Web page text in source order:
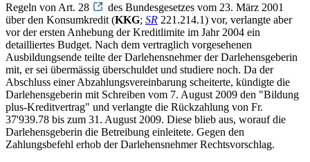
Regeln von Art. 28
des Bundesgesetzes vom 23. März 2001
über den Konsumkredit (KKG; SR 221.214.1) vor, verlangte aber
vor der ersten Anhebung der Kreditlimite im Jahr 2004 ein
detailliertes Budget. Nach dem vertraglich vorgesehenen
Ausbildungsende teilte der Darlehensnehmer der Darlehensgeberin
mit, er sei übermässig überschuldet und studiere noch. Da der
Abschluss einer Abzahlungsvereinbarung scheiterte, kündigte die
Darlehensgeberin mit Schreiben vom 7. August 2009 den "Bildung
plus-Kreditvertrag" und verlangte die Rückzahlung von Fr.
37'939.78 bis zum 31. August 2009. Diese blieb aus, worauf die
Darlehensgeberin die Betreibung einleitete. Gegen den
Zahlungsbefehl erhob der Darlehensnehmer Rechtsvorschlag.